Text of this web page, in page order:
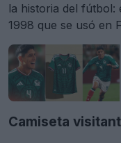
la historia del fútbol:
1998 que se usó en
Camiseta